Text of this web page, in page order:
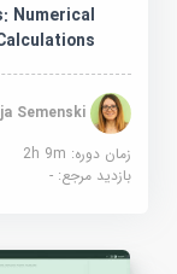
Numerical
Terezija Semenski
زمان دوره: 2h 9m
بازدید مرجع:-